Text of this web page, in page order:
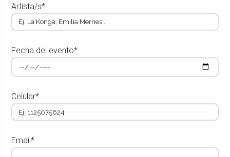
Artista/s*
Fecha del evento*
Celular*
Email*